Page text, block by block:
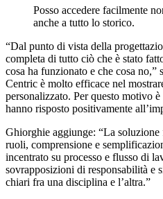
Posso accedere facilmente
anche a tutto lo storico.
“Dal punto di vista della
completa di tutto ciò che è stato
cosa ha funzionato e che cosa
Centric è molto efficace nel
personalizzato. Per questo motivo
hanno risposto positivamente
Ghiorghie aggiunge: “La soluzione
ruoli, comprensione e
incentrato su processo e flusso di
sovrapposizioni di responsabilità e
chiari fra una disciplina e l’altra.”